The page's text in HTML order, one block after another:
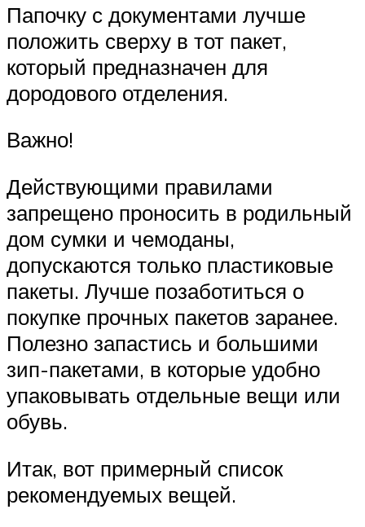
Папочку с документами лучше
положить сверху в тот пакет,
который предназначен для
дородового отделения.
Важно!
Действующими правилами
запрещено проносить в родильный
дом сумки и чемоданы,
допускаются только пластиковые
пакеты. Лучше позаботиться о
покупке прочных пакетов заранее.
Полезно запастись и большими
зип-пакетами, в которые удобно
упаковывать отдельные вещи или
обувь.​
Итак, вот примерный список
рекомендуемых вещей.